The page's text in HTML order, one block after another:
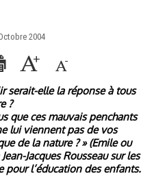
2004
serait-elle la réponse à tous
?
que ces mauvais penchants
lui viennent pas de vos
de la nature ? » (Emile ou
Jacques Rousseau sur les
pour l’éducation des enfants.